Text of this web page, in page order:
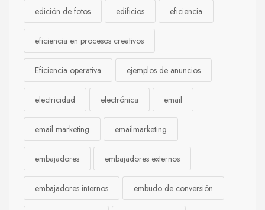
edición de fotos edificios eficiencia
eficiencia en procesos creativos
Eficiencia operativa ejemplos de anuncios
electricidad electrónica email
email marketing emailmarketing
embajadores embajadores externos
embajadores internos embudo de conversión